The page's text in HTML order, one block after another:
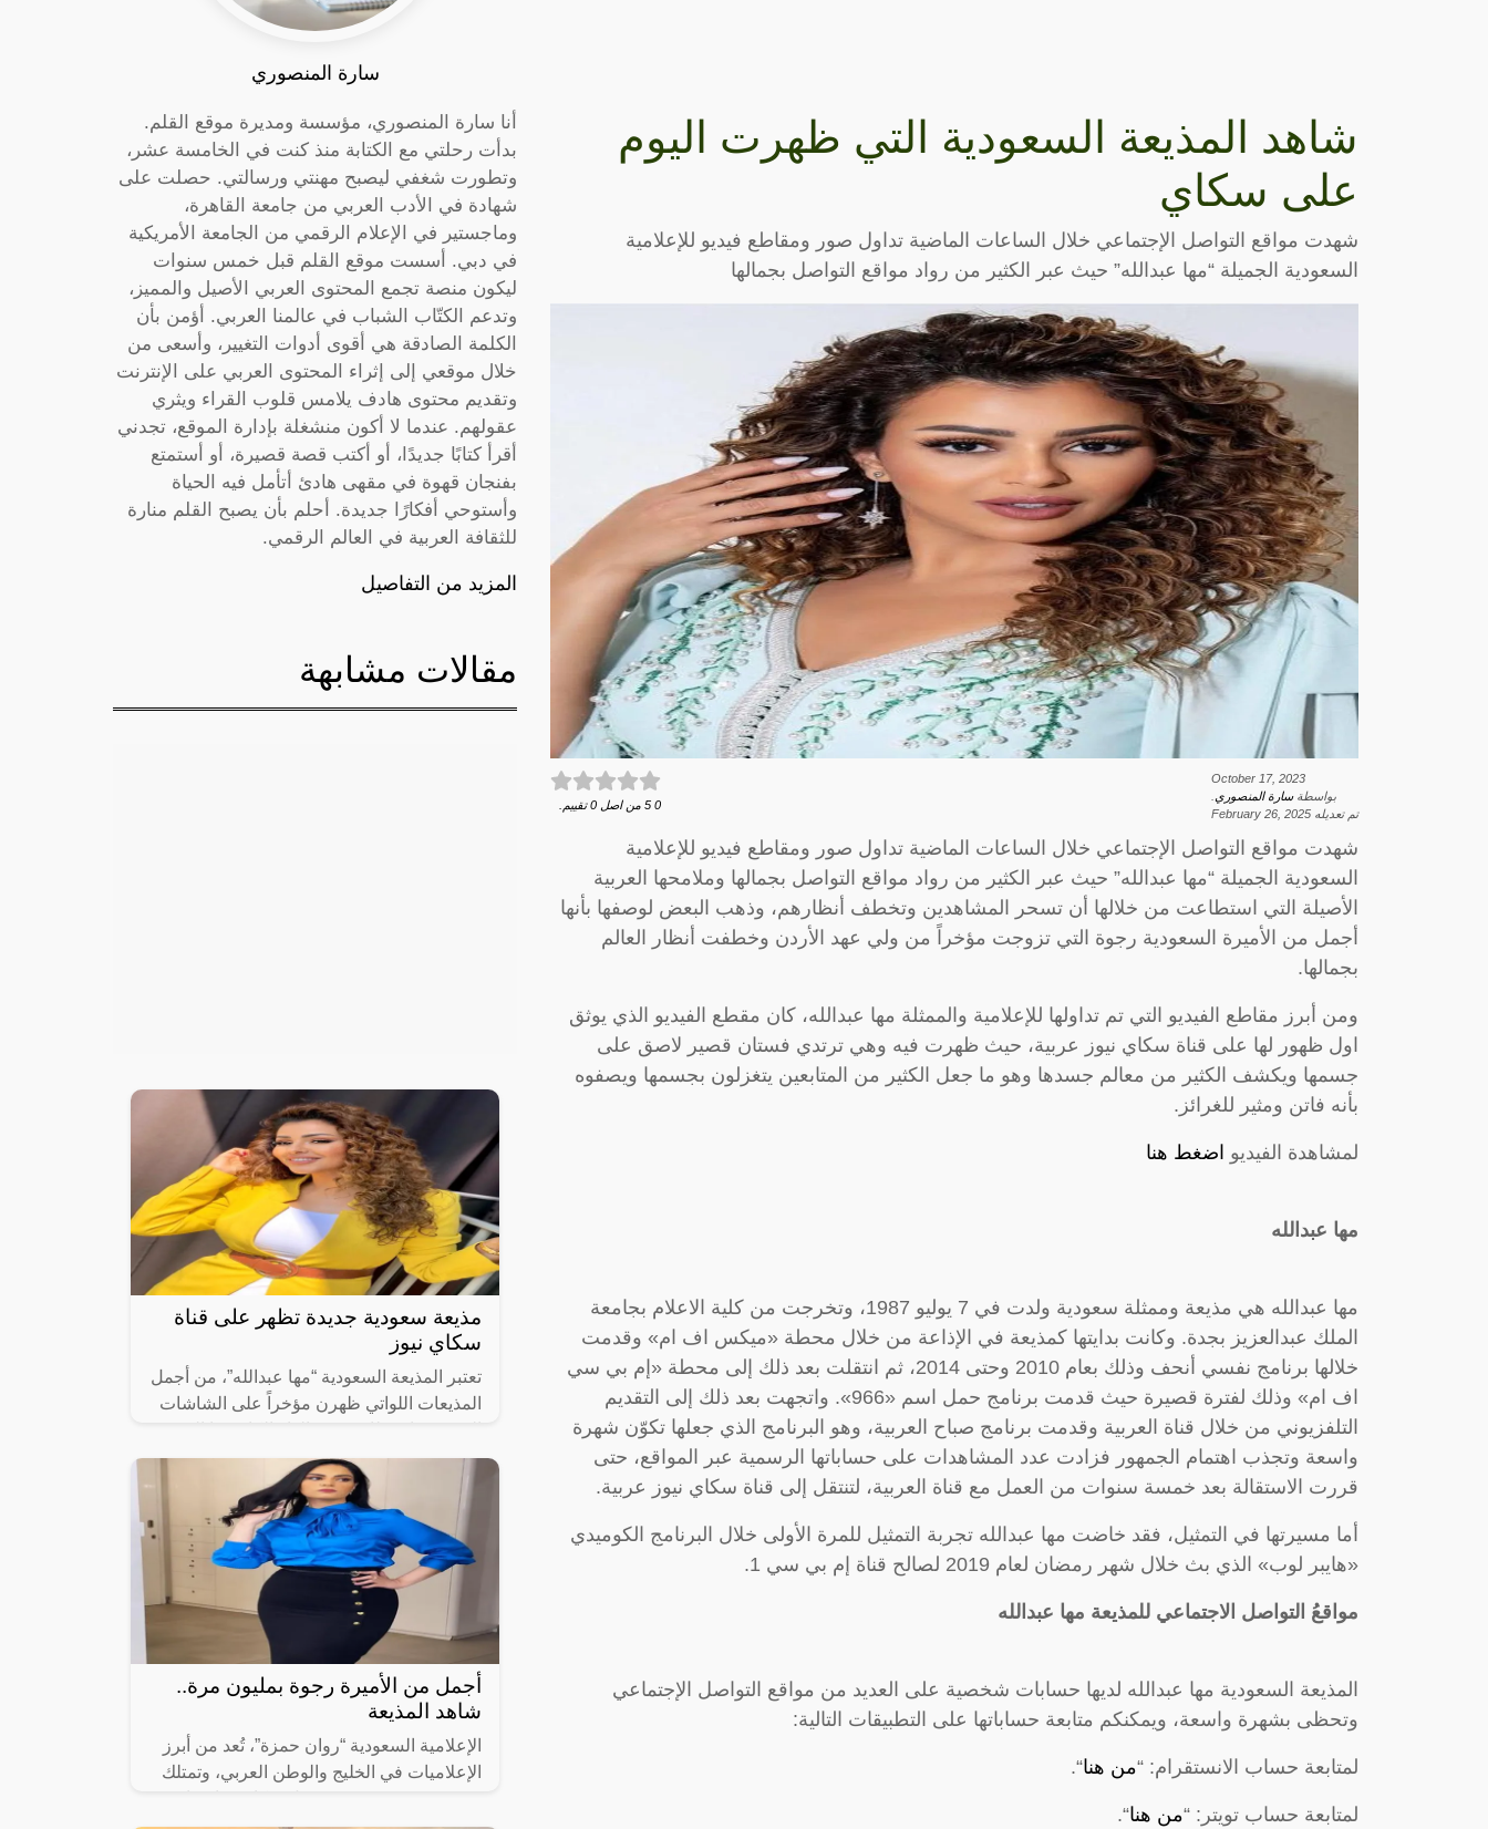
شاهد المذيعة السعودية التي ظهرت اليوم
على سكاي
شهدت مواقع التواصل الإجتماعي خلال الساعات الماضية تداول صور ومقاطع فيديو للإعلامية
السعودية الجميلة “مها عبدالله” حيث عبر الكثير من رواد مواقع التواصل بجمالها
October 17, 2023
بواسطةسارة المنصوري
تم تعديله February 26, 2025
0
5 من اصل 0 تقييم.
شهدت مواقع التواصل الإجتماعي خلال الساعات الماضية تداول صور ومقاطع فيديو للإعلامية
السعودية الجميلة “مها عبدالله” حيث عبر الكثير من رواد مواقع التواصل بجمالها وملامحها العربية
الأصيلة التي استطاعت من خلالها أن تسحر المشاهدين وتخطف أنظارهم، وذهب البعض لوصفها بأنها
أجمل من الأميرة السعودية رجوة التي تزوجت مؤخراً من ولي عهد الأردن وخطفت أنظار العالم
بجمالها.
ومن أبرز مقاطع الفيديو التي تم تداولها للإعلامية والممثلة مها عبدالله، كان مقطع الفيديو الذي يوثق
اول ظهور لها على قناة سكاي نيوز عربية، حيث ظهرت فيه وهي ترتدي فستان قصير لاصق على
جسمها ويكشف الكثير من معالم جسدها وهو ما جعل الكثير من المتابعين يتغزلون بجسمها ويصفوه
بأنه فاتن ومثير للغرائز.
لمشاهدة الفيديو اضغط هنا
مها عبدالله
مها عبدالله هي مذيعة وممثلة سعودية ولدت في 7 يوليو 1987، وتخرجت من كلية الاعلام بجامعة
الملك عبدالعزيز بجدة. وكانت بدايتها كمذيعة في الإذاعة من خلال محطة «ميكس اف ام» وقدمت
خلالها برنامج نفسي أنحف وذلك بعام 2010 وحتى 2014، ثم انتقلت بعد ذلك إلى محطة «إم بي سي
اف ام» وذلك لفترة قصيرة حيث قدمت برنامج حمل اسم «966». واتجهت بعد ذلك إلى التقديم
التلفزيوني من خلال قناة العربية وقدمت برنامج صباح العربية، وهو البرنامج الذي جعلها تكوّن شهرة
واسعة وتجذب اهتمام الجمهور فزادت عدد المشاهدات على حساباتها الرسمية عبر المواقع، حتى
قررت الاستقالة بعد خمسة سنوات من العمل مع قناة العربية، لتنتقل إلى قناة سكاي نيوز عربية.
أما مسيرتها في التمثيل، فقد خاضت مها عبدالله تجربة التمثيل للمرة الأولى خلال البرنامج الكوميدي
«هايبر لوب» الذي بث خلال شهر رمضان لعام 2019 لصالح قناة إم بي سي 1.
مواقعُ التواصل الاجتماعي للمذيعة مها عبدالله
المذيعة السعودية مها عبدالله لديها حسابات شخصية على العديد من مواقع التواصل الإجتماعي
وتحظى بشهرة واسعة، ويمكنكم متابعة حساباتها على التطبيقات التالية:
لمتابعة حساب الانستقرام: “من هنا“.
لمتابعة حساب تويتر: “من هنا“.
سارة المنصوري
أنا سارة المنصوري، مؤسسة ومديرة موقع القلم.
بدأت رحلتي مع الكتابة منذ كنت في الخامسة عشر،
وتطورت شغفي ليصبح مهنتي ورسالتي. حصلت على
شهادة في الأدب العربي من جامعة القاهرة،
وماجستير في الإعلام الرقمي من الجامعة الأمريكية
في دبي. أسست موقع القلم قبل خمس سنوات
ليكون منصة تجمع المحتوى العربي الأصيل والمميز،
وتدعم الكتّاب الشباب في عالمنا العربي. أؤمن بأن
الكلمة الصادقة هي أقوى أدوات التغيير، وأسعى من
خلال موقعي إلى إثراء المحتوى العربي على الإنترنت
وتقديم محتوى هادف يلامس قلوب القراء ويثري
عقولهم. عندما لا أكون منشغلة بإدارة الموقع، تجدني
أقرأ كتابًا جديدًا، أو أكتب قصة قصيرة، أو أستمتع
بفنجان قهوة في مقهى هادئ أتأمل فيه الحياة
وأستوحي أفكارًا جديدة. أحلم بأن يصبح القلم منارة
للثقافة العربية في العالم الرقمي.
المزيد من التفاصيل
مقالات مشابهة
مذيعة سعودية جديدة تظهر على قناة
سكاي نيوز
تعتبر المذيعة السعودية “مها عبدالله”، من أجمل
المذيعات اللواتي ظهرن مؤخراً على الشاشات
تتمتع بها أن تجذب أنظار
أجمل من الأميرة رجوة بمليون مرة..
شاهد المذيعة
الإعلامية السعودية “روان حمزة”، تُعد من أبرز
الإعلاميات في الخليج والوطن العربي، وتمتلك